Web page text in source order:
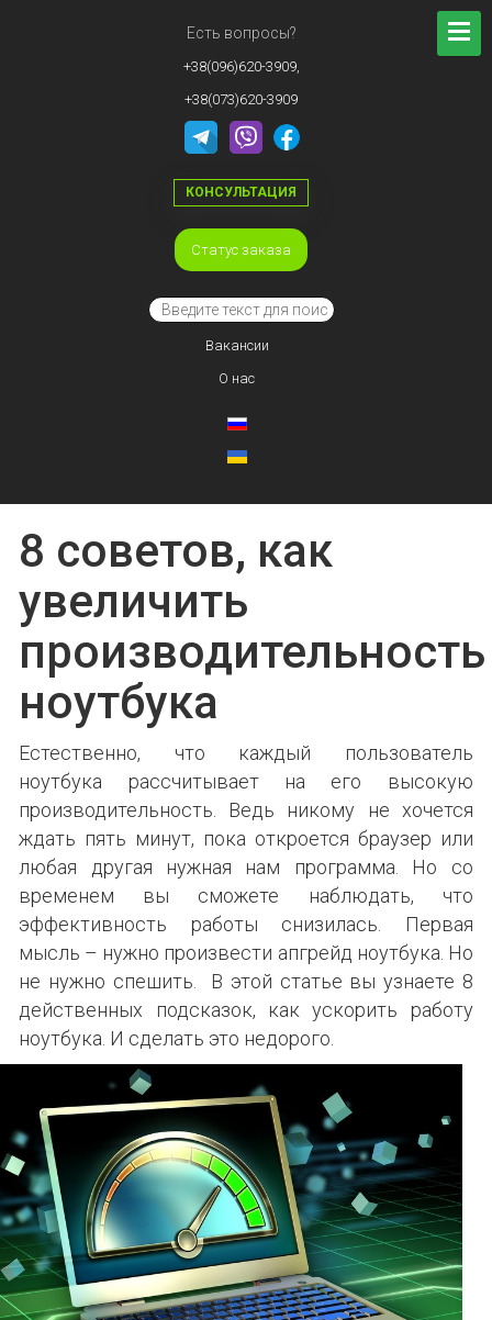
Есть вопросы?
+38(096)620-3909,
+38(073)620-3909
КОНСУЛЬТАЦИЯ
Статус заказа
Вакансии
О нас
8 советов, как
увеличить
производительность
ноутбука
Естественно, что каждый пользователь
ноутбука рассчитывает на его высокую
производительность. Ведь никому не хочется
ждать пять минут, пока откроется браузер или
любая другая нужная нам программа. Но со
временем вы сможете наблюдать, что
эффективность работы снизилась. Первая
мысль – нужно произвести апгрейд ноутбука. Но
не нужно спешить. В этой статье вы узнаете 8
действенных подсказок, как ускорить работу
ноутбука. И сделать это недорого.